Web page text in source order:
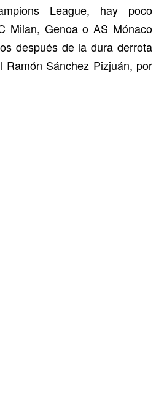
League, hay poco
Milan, Genoa o AS Mónaco
después de la dura derrota
Sánchez Pizjuán, por